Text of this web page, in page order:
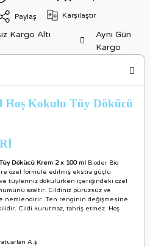
Paylaş Karşılaştır
Kargo Altı
Aynı Gün
Kargo
Hoş Kokulu Tüy Dökücü
İ
Dökücü Krem 2 x 100 ml Bioder Bio
özel formüle edilmiş ekstra güçlü
tüyleriniz dökülürken içeriğindeki özel
azaltır. Cildiniz pürüzsüz ve
nemlendirir. Ten renginin değişmesine
Cildi kurutmaz, tahriş etmez. Hoş
A.ş